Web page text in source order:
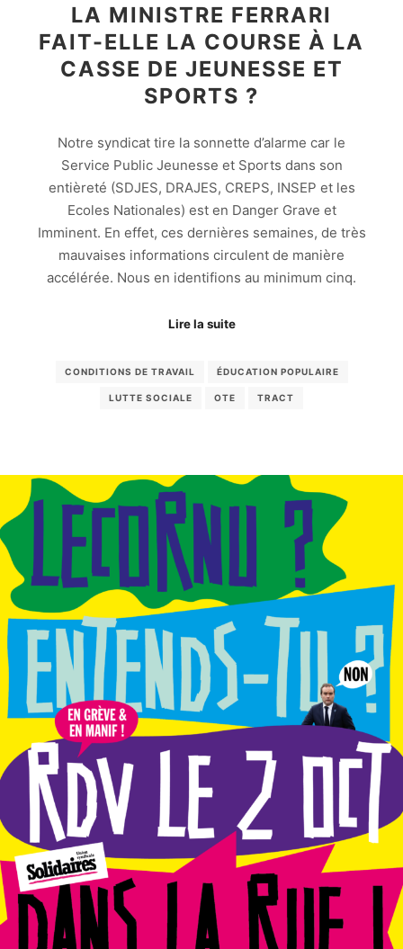
LA MINISTRE FERRARI
FAIT-ELLE LA COURSE À LA
CASSE DE JEUNESSE ET
SPORTS ?
Notre syndicat tire la sonnette d’alarme car le
Service Public Jeunesse et Sports dans son
entièreté (SDJES, DRAJES, CREPS, INSEP et les
Ecoles Nationales) est en Danger Grave et
Imminent. En effet, ces dernières semaines, de très
mauvaises informations circulent de manière
accélérée. Nous en identifions au minimum cinq.
Lire la suite
CONDITIONS DE TRAVAIL ÉDUCATION POPULAIRE
LUTTE SOCIALE OTE TRACT